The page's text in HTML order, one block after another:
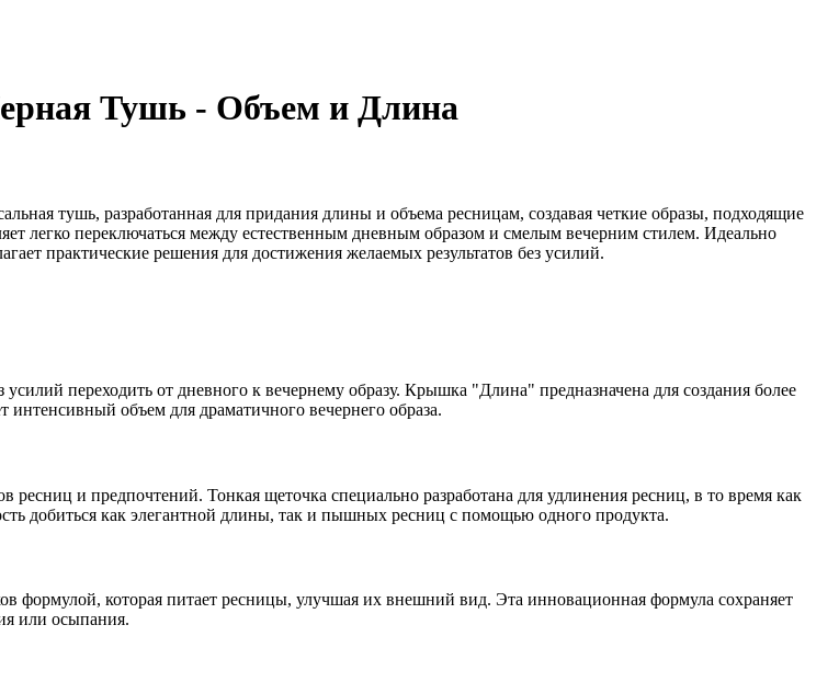
Тушь - Объем и Длина
тушь, разработанная для придания длины и объема ресницам, создавая четкие образы, подходящие
легко переключаться между естественным дневным образом и смелым вечерним стилем. Идеально
практические решения для достижения желаемых результатов без усилий.
переходить от дневного к вечернему образу. Крышка "Длина" предназначена для создания более
объем для драматичного вечернего образа.
и предпочтений. Тонкая щеточка специально разработана для удлинения ресниц, в то время как
добиться как элегантной длины, так и пышных ресниц с помощью одного продукта.
формулой, которая питает ресницы, улучшая их внешний вид. Эта инновационная формула сохраняет
или осыпания.